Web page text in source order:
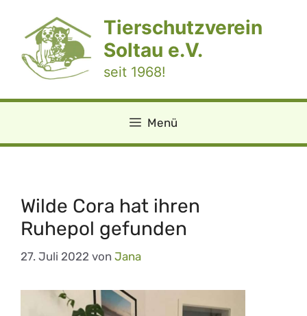
springen
Tierschutzverein
Soltau e.V.
seit 1968!
Menü
Wilde Cora hat ihren
Ruhepol gefunden
27. Juli 2022 von Jana